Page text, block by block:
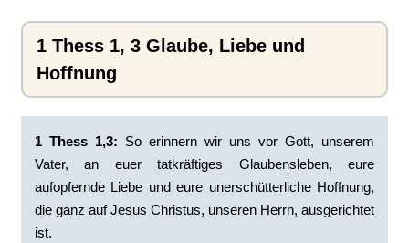
1 Thess 1, 3 Glaube, Liebe und
Hoffnung
1 Thess 1,3: So erinnern wir uns vor Gott, unserem
Vater, an euer tatkräftiges Glaubensleben, eure
aufopfernde Liebe und eure unerschütterliche Hoffnung,
die ganz auf Jesus Christus, unseren Herrn, ausgerichtet
ist.